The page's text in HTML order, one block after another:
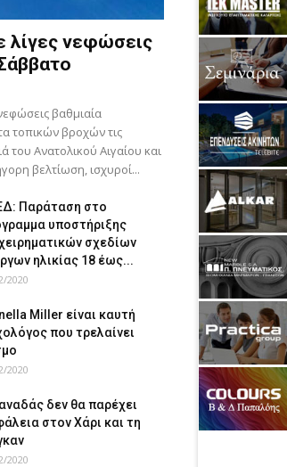
λίγες νεφώσεις
βαθμιαία
τοπικών βροχών τις
του Ανατολικού Αιγαίου και
βελτίωση, ισχυροί...
Παράταση στο
υποστήριξης
σχεδίων
ηλικίας 18 έως...
2020
Miller είναι καυτή
που τρελαίνει
2020
δεν θα παρέχει
στον Χάρι και τη
2020